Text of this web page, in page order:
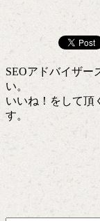
SEOアドバイザー
い。
いいね！をして頂
す。